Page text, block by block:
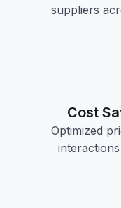
suppliers
Cost
Optimized